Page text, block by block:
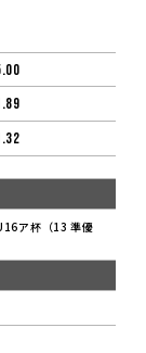
ア杯（13 準優